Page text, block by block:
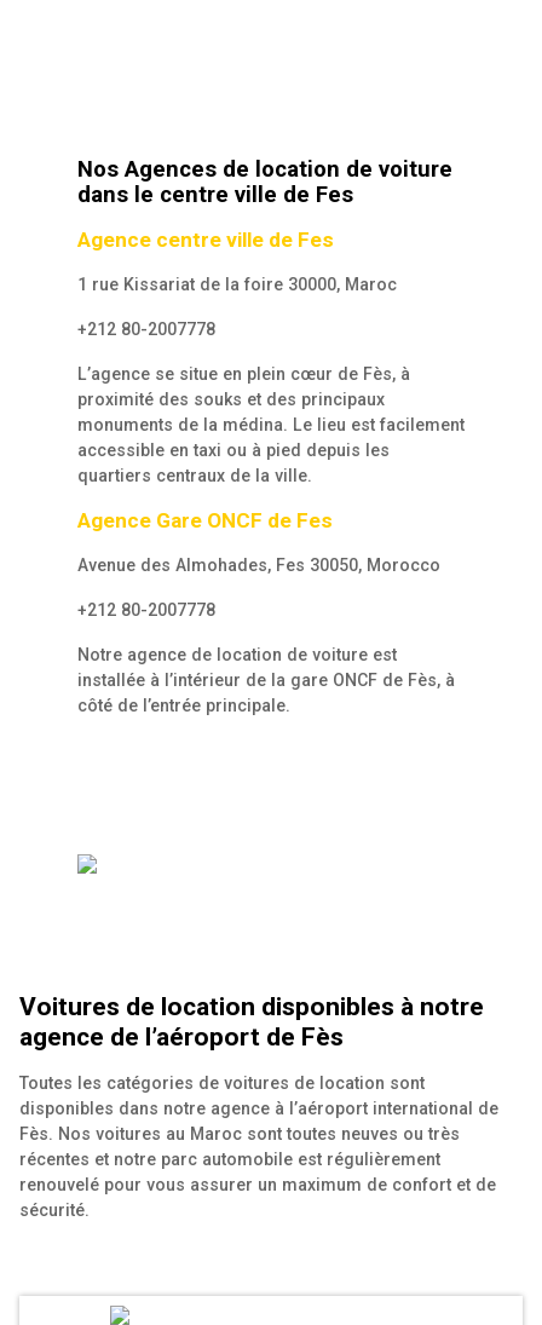
Nos Agences de location de voiture
dans le centre ville de Fes
Agence centre ville de Fes
1 rue Kissariat de la foire 30000, Maroc
+212 80-2007778
L’agence se situe en plein cœur de Fès, à
proximité des souks et des principaux
monuments de la médina. Le lieu est facilement
accessible en taxi ou à pied depuis les
quartiers centraux de la ville.
Agence Gare ONCF de Fes
Avenue des Almohades, Fes 30050, Morocco
+212 80-2007778
Notre agence de location de voiture est
installée à l’intérieur de la gare ONCF de Fès, à
côté de l’entrée principale.
Voitures de location disponibles à notre
agence de l’aéroport de Fès
Toutes les catégories de voitures de location sont
disponibles dans notre agence à l’aéroport international de
Fès. Nos voitures au Maroc sont toutes neuves ou très
récentes et notre parc automobile est régulièrement
renouvelé pour vous assurer un maximum de confort et de
sécurité.